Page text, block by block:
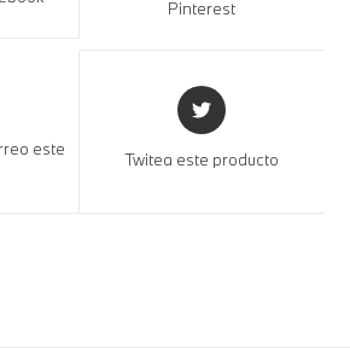
Pinterest
este
Twitea este producto